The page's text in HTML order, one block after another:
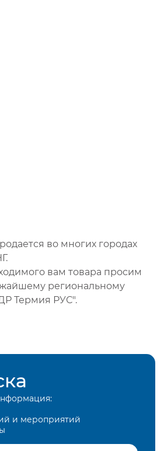
во многих городах
вам товара просим
региональному
Термия РУС".
и мероприятий